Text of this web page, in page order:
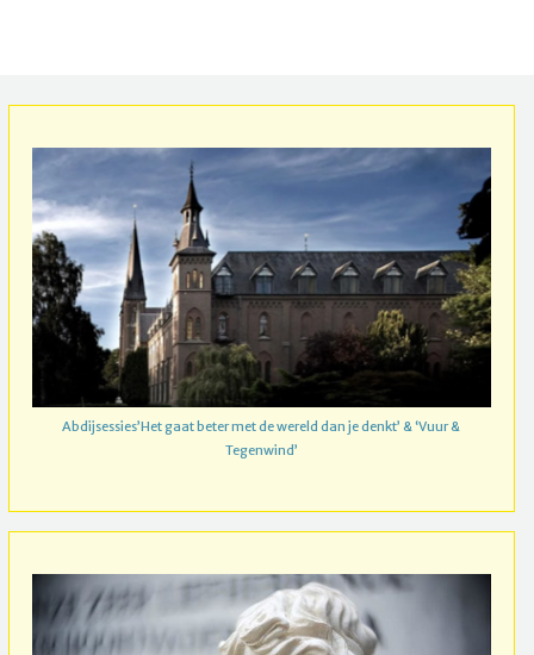
Abdijsessies’Het gaat beter met de wereld dan je denkt’ & ‘Vuur &
Tegenwind’